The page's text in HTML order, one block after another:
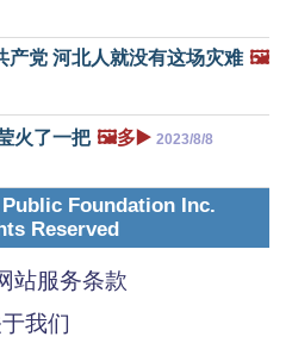
产党 河北人就没有这场灾难 🖼️
火了一把 🖼️多▶️ 2023/8/8
Foundation Inc.
Reserved
站服务条款
我们